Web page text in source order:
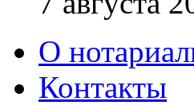
О
Контакты